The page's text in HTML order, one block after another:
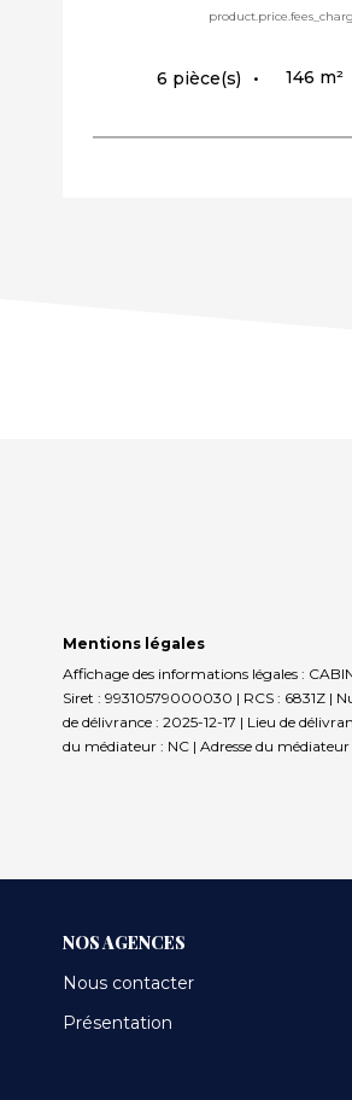
6 pièce(s) 146 m²
Mentions légales
Affichage des informations légales :
Siret : 99310579000030 | RCS : 6831Z |
de délivrance : 2025-12-17 | Lieu de
du médiateur : NC | Adresse du médiateur
NOS AGENCES
Nous contacter
Présentation